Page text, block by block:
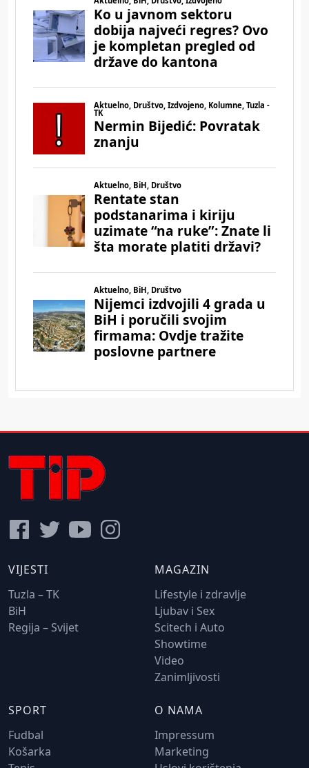
VIJESTI
Tuzla – TK
BiH
Regija – Svijet
MAGAZIN
Lifestyle i zdravlje
Ljubav i Sex
Scitech i Auto
Showtime
Video
Zanimljivosti
SPORT
Fudbal
Košarka
O NAMA
Impressum
Marketing